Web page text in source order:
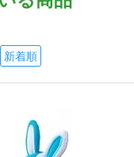
新着順